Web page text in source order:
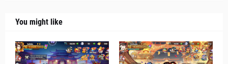
You might like